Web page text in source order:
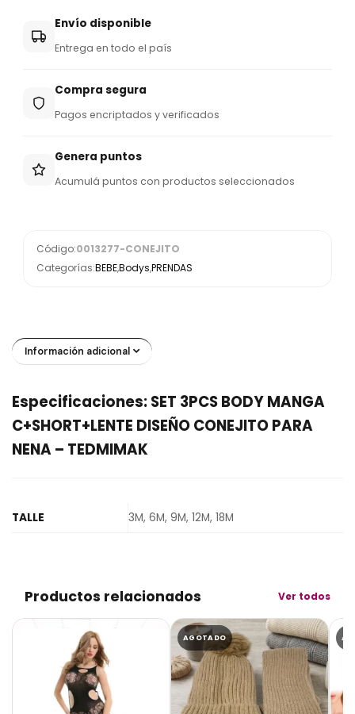
Envío disponible
Entrega en todo el país
Compra segura
Pagos encriptados y verificados
Genera puntos
Acumulá puntos con productos seleccionados
Código:0013277-CONEJITO
Categorías:BEBE,Bodys,PRENDAS
Información adicional
Especificaciones: SET 3PCS BODY MANGA
C+SHORT+LENTE DISEÑO CONEJITO PARA
NENA – TEDMIMAK
TALLE 3M, 6M, 9M, 12M, 18M
Productos relacionados Ver todos
AGOTADO